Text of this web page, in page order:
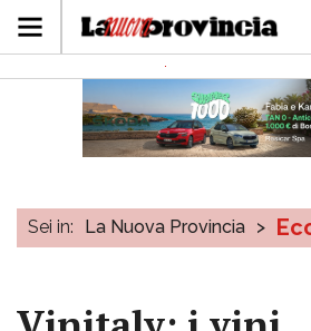
Sei in: La Nuova Provincia >